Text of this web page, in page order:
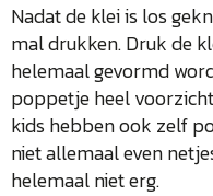
Nadat de klei is los
mal drukken. Druk de
helemaal gevormd
poppetje heel
kids hebben ook zelf
niet allemaal even
helemaal niet erg.